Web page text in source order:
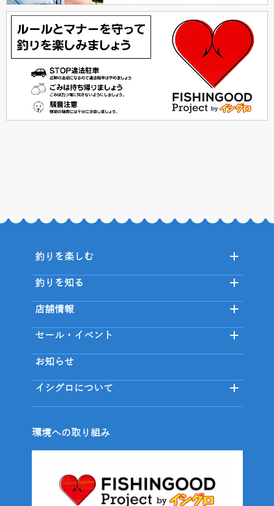
釣りを楽しむ
釣りを知る
店舗情報
セール・イベント
お知らせ
イシグロについて
環境への取り組み